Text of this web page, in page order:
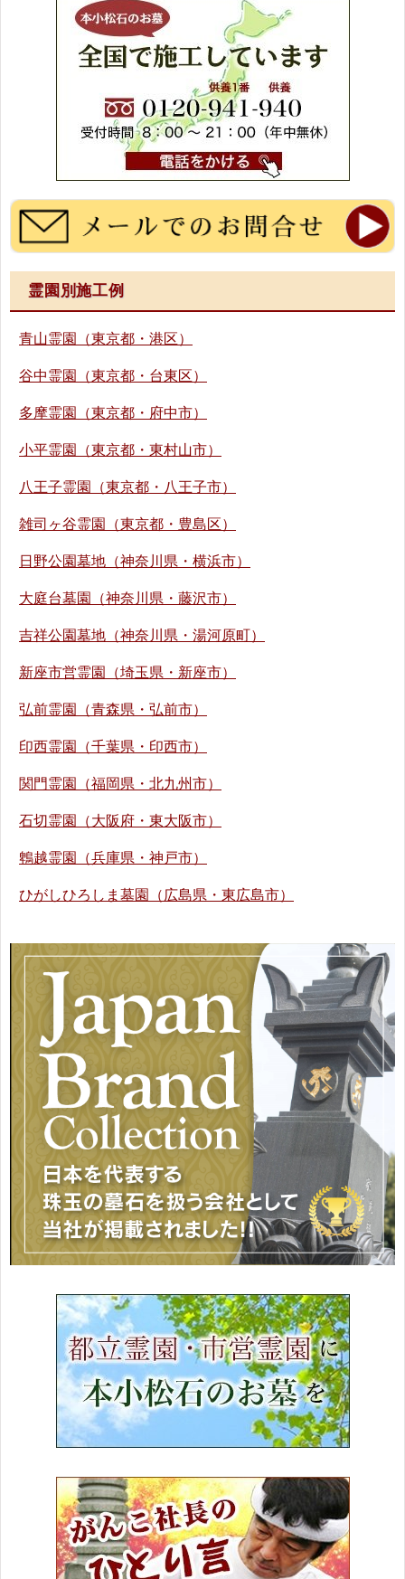
霊園別施工例
青山霊園（東京都・港区）
谷中霊園（東京都・台東区）
多摩霊園（東京都・府中市）
小平霊園（東京都・東村山市）
八王子霊園（東京都・八王子市）
雑司ヶ谷霊園（東京都・豊島区）
日野公園墓地（神奈川県・横浜市）
大庭台墓園（神奈川県・藤沢市）
吉祥公園墓地（神奈川県・湯河原町）
新座市営霊園（埼玉県・新座市）
弘前霊園（青森県・弘前市）
印西霊園（千葉県・印西市）
関門霊園（福岡県・北九州市）
石切霊園（大阪府・東大阪市）
鵯越霊園（兵庫県・神戸市）
ひがしひろしま墓園（広島県・東広島市）